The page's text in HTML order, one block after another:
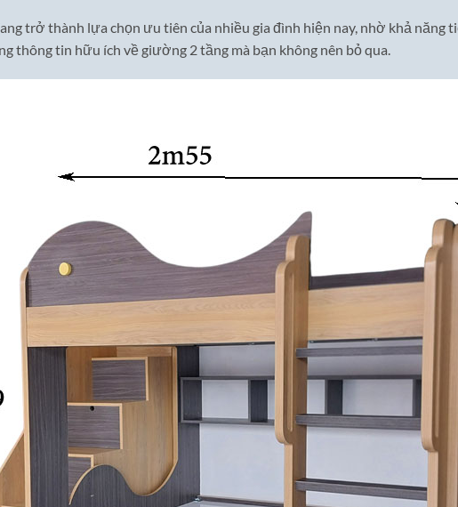
trở thành lựa chọn ưu tiên của nhiều gia đình hiện nay, nhờ khả năng
thông tin hữu ích về giường 2 tầng mà bạn không nên bỏ qua.